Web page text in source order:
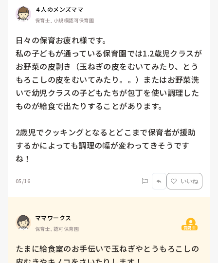
４人のメンズママ
保育士, 小規模認可保育園
日々の保育お疲れ様です。
私の子どもが通っている保育園では1.2歳児クラスが
お野菜の皮剥き（玉ねぎの皮をむいてみたり、とう
もろこしの皮をむいてみたり。。）またはお野菜洗
いで幼児クラスの子どもたちが包丁を使い調理した
ものが給食で出たりすることがあります。
2歳児でクッキングとなるとどこまで保育者が援助
するかによっても調理の幅が変わってきそうです
ね！
05/16 いいね
ママワークス
保育士, 認可保育園 質問主
たまに給食室のお手伝いで玉ねぎやとうもろこしの